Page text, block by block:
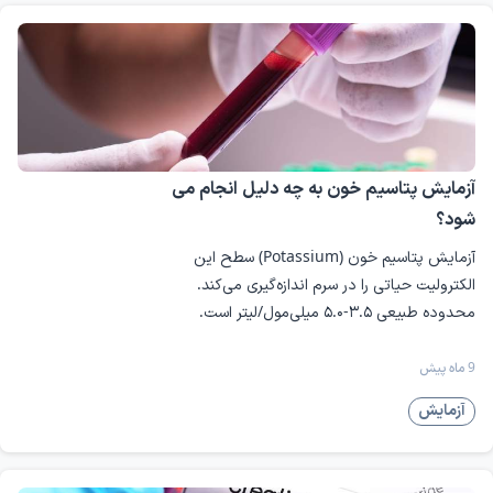
نفروتیک
به ادرار می‌شود.
متن انگلیسی:
Kidney stones form in the kidneys. Symptoms
may start as stones move into the ureters. The
ureters are thin tubes that let urine pass from
the kidneys to the bladder. Symptoms of kidney
stones can include serious pain, upset stomach,
ترجمه فارسی:
سنگ‌های کلیه در خود کلیه‌ها تشکیل می‌شوند. علائم
ممکن است زمانی شروع شوند که سنگ‌ها وارد حالب‌ها
به نقل ازmayoclinic
آزمایش پتاسیم خون به چه دلیل انجام می
شود؟
آزمایش پتاسیم خون (Potassium) سطح این
الکترولیت حیاتی را در سرم اندازه‌گیری می‌کند.
محدوده طبیعی ۳.۵-۵.۰ میلی‌مول/لیتر است.
9 ماه پیش
آزمایش